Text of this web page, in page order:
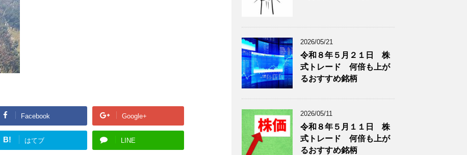
Facebook Google+
B! はてブ LINE
グ
記
事
を
表
示
グ
記
事
を
表
示
2026/05/21
令和８年５月２１日 株
式トレード 何倍も上が
るおすすめ銘柄
2026/05/11
令和８年５月１１日 株
式トレード 何倍も上が
るおすすめ銘柄